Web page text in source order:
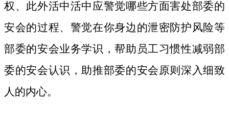
权、此外活中活中应警觉哪些方面害处部委的
安会的过程、警觉在你身边的泄密防护风险等
部委的安会业务学识，帮助员工习惯性减弱部
委的安会认识，助推部委的安会原则深入细致
人的内心。